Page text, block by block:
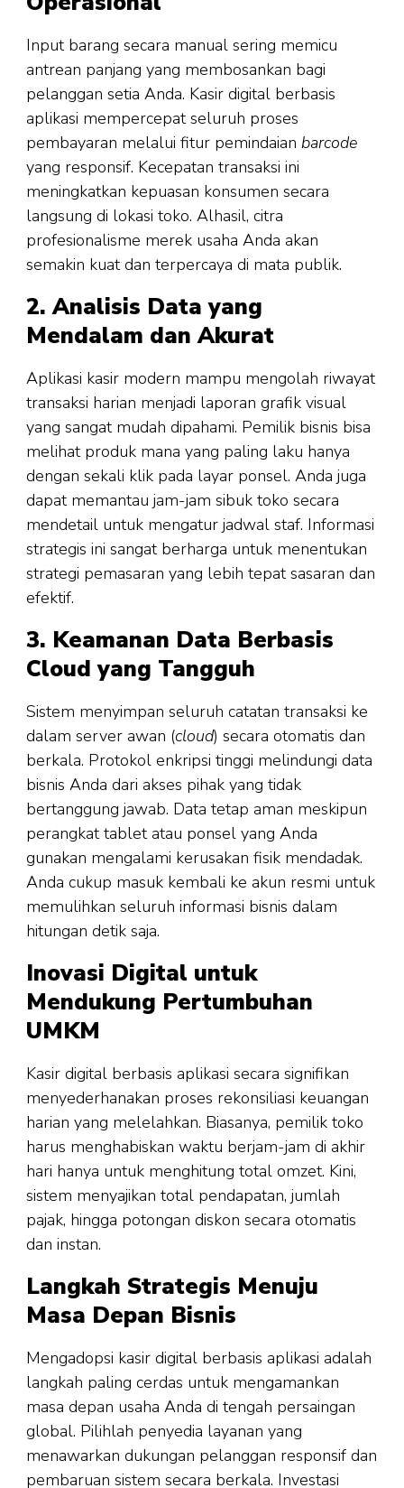
Input barang secara manual sering memicu
antrean panjang yang membosankan bagi
pelanggan setia Anda. Kasir digital berbasis
aplikasi mempercepat seluruh proses
pembayaran melalui fitur pemindaian barcode
yang responsif. Kecepatan transaksi ini
meningkatkan kepuasan konsumen secara
langsung di lokasi toko. Alhasil, citra
profesionalisme merek usaha Anda akan
semakin kuat dan terpercaya di mata publik.
2. Analisis Data yang
Mendalam dan Akurat
Aplikasi kasir modern mampu mengolah riwayat
transaksi harian menjadi laporan grafik visual
yang sangat mudah dipahami. Pemilik bisnis bisa
melihat produk mana yang paling laku hanya
dengan sekali klik pada layar ponsel. Anda juga
dapat memantau jam-jam sibuk toko secara
mendetail untuk mengatur jadwal staf. Informasi
strategis ini sangat berharga untuk menentukan
strategi pemasaran yang lebih tepat sasaran dan
efektif.
3. Keamanan Data Berbasis
Cloud yang Tangguh
Sistem menyimpan seluruh catatan transaksi ke
dalam server awan (cloud) secara otomatis dan
berkala. Protokol enkripsi tinggi melindungi data
bisnis Anda dari akses pihak yang tidak
bertanggung jawab. Data tetap aman meskipun
perangkat tablet atau ponsel yang Anda
gunakan mengalami kerusakan fisik mendadak.
Anda cukup masuk kembali ke akun resmi untuk
memulihkan seluruh informasi bisnis dalam
hitungan detik saja.
Inovasi Digital untuk
Mendukung Pertumbuhan
UMKM
Kasir digital berbasis aplikasi secara signifikan
menyederhanakan proses rekonsiliasi keuangan
harian yang melelahkan. Biasanya, pemilik toko
harus menghabiskan waktu berjam-jam di akhir
hari hanya untuk menghitung total omzet. Kini,
sistem menyajikan total pendapatan, jumlah
pajak, hingga potongan diskon secara otomatis
dan instan.
Langkah Strategis Menuju
Masa Depan Bisnis
Mengadopsi kasir digital berbasis aplikasi adalah
langkah paling cerdas untuk mengamankan
masa depan usaha Anda di tengah persaingan
global. Pilihlah penyedia layanan yang
menawarkan dukungan pelanggan responsif dan
pembaruan sistem secara berkala. Investasi